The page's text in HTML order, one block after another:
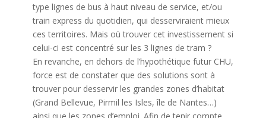
type lignes de bus à haut niveau de service, et/ou
train express du quotidien, qui desserviraient mieux
ces territoires. Mais où trouver cet investissement si
celui-ci est concentré sur les 3 lignes de tram ?
En revanche, en dehors de l’hypothétique futur CHU,
force est de constater que des solutions sont à
trouver pour desservir les grandes zones d’habitat
(Grand Bellevue, Pirmil les Isles, île de Nantes…)
ainsi que les zones d’emploi. Afin de tenir compte